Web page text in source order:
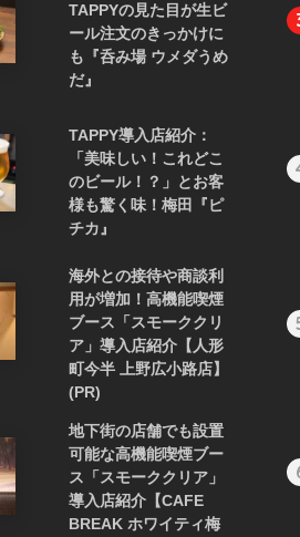
TAPPYの見た目が生ビ
ール注文のきっかけに
も『呑み場 ウメダうめ
だ』
TAPPY導入店紹介：
「美味しい！これどこ
のビール！？」とお客
様も驚く味！梅田『ピ
チカ』
海外との接待や商談利
用が増加！高機能喫煙
ブース「スモーククリ
ア」導入店紹介【人形
町今半 上野広小路店】
(PR)
地下街の店舗でも設置
可能な高機能喫煙ブー
ス「スモーククリア」
導入店紹介【CAFE
BREAK ホワイティ梅